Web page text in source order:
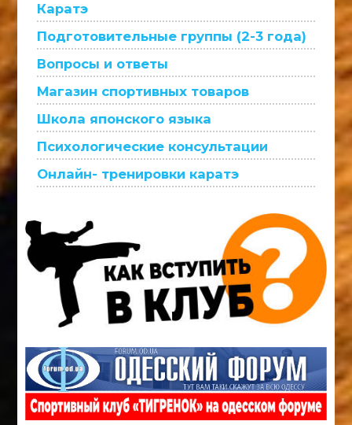
Каратэ
Подготовительные группы (2-3 года)
Вопросы и ответы
Магазин спортивных товаров
Школа японского языка
Психологические консультации
Онлайн- тренировки каратэ